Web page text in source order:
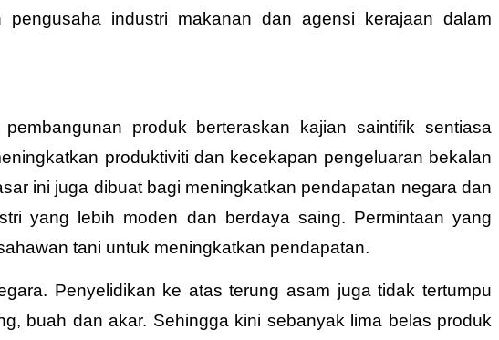
industri makanan dan agensi kerajaan dalam
produk berteraskan kajian saintifik sentiasa
produktiviti dan kecekapan pengeluaran bekalan
ini juga dibuat bagi meningkatkan pendapatan negara dan
yang lebih moden dan berdaya saing. Permintaan yang
tani untuk meningkatkan pendapatan.
Penyelidikan ke atas terung asam juga tidak tertumpu
buah dan akar. Sehingga kini sebanyak lima belas produk